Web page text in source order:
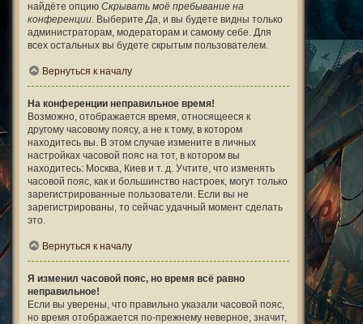
найдёте опцию Скрывать моё пребывание на
конференции. ВыберитеДа, и вы будете видны только
администраторам, модераторам и самому себе. Для
всех остальных вы будете скрытым пользователем.
Вернуться к началу
На конференции неправильное время!
Возможно, отображается время, относящееся к
другому часовому поясу, а не к тому, в котором
находитесь вы. В этом случае измените в личных
настройках часовой пояс на тот, в котором вы
находитесь: Москва, Киев и т. д. Учтите, что изменять
часовой пояс, как и большинство настроек, могут только
зарегистрированные пользователи. Если вы не
зарегистрированы, то сейчас удачный момент сделать
это.
Вернуться к началу
Я изменил часовой пояс, но время всё равно
неправильное!
Если вы уверены, что правильно указали часовой пояс,
но время отображается по-прежнему неверное, значит,